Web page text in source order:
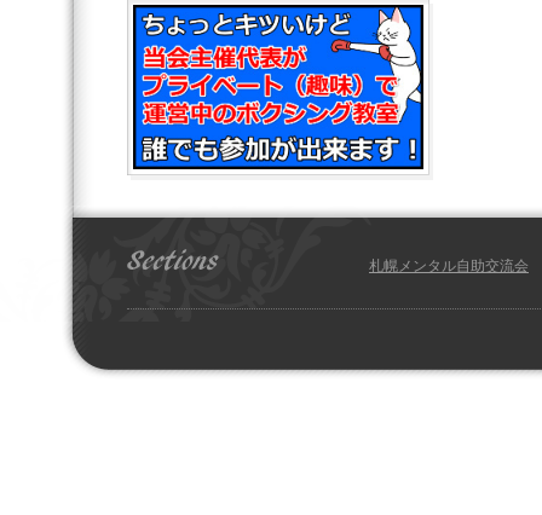
札幌メンタル自助交流会